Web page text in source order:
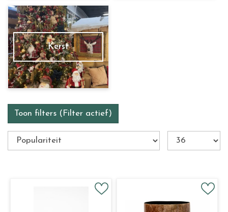
Kerst
Toon filters (Filter actief)